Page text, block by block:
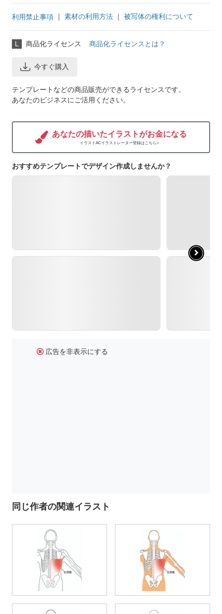
利用禁止事項 ｜ 素材の利用方法 ｜ 被写体の権利について
L 商品化ライセンス 商品化ライセンスとは？
今すぐ購入
テンプレートなどの商品販売ができるライセンスです。
あなたのビジネスにご活用ください。
あなたの描いたイラストがお金になる
イラストACイラストレーター登録はこちら>
おすすめテンプレートでデザイン作成しませんか？
広告を非表示にする
同じ作者の関連イラスト